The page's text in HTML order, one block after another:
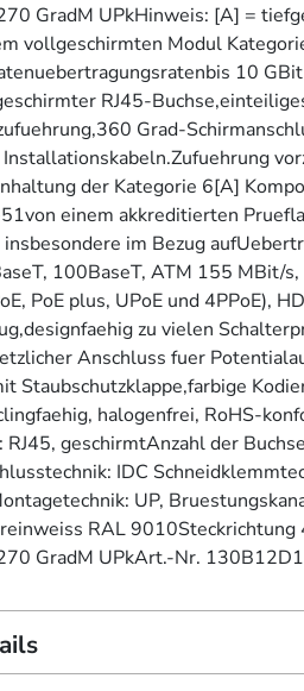
GradM UPkHinweis: [A] =
vollgeschirmten Modul
10
RJ45-
Grad-
der Kategorie 6[A]
einem akkreditierten
im Bezug
100BaseT, ATM 155 MBit/
PoE plus, UPoE und 4PPoE),
zu vielen
Anschluss fuer
Staubschutzklappe,farbige
halogenfrei, RoHS-
RJ45, geschirmtAnzahl der
IDC
UP,
RAL 9010Steckrichtung
GradM UPkArt.-Nr.